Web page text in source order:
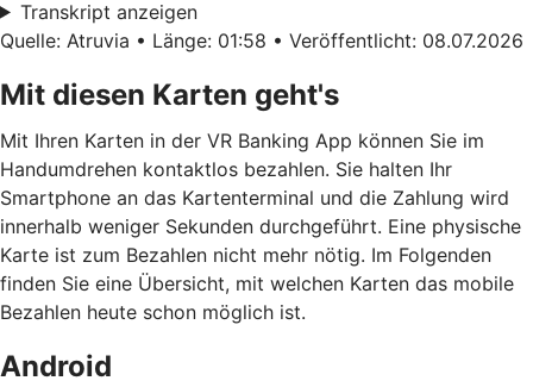
Transkript anzeigen
Quelle: Atruvia • Länge: 01:58 • Veröffentlicht: 08.07.2026
Mit diesen Karten geht's
Mit Ihren Karten in der VR Banking App können Sie im
Handumdrehen kontaktlos bezahlen. Sie halten Ihr
Smartphone an das Kartenterminal und die Zahlung wird
innerhalb weniger Sekunden durchgeführt. Eine physische
Karte ist zum Bezahlen nicht mehr nötig. Im Folgenden
finden Sie eine Übersicht, mit welchen Karten das mobile
Bezahlen heute schon möglich ist.
Android